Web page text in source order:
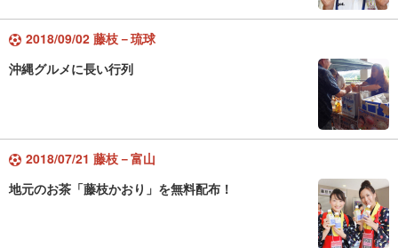
2018/09/02 藤枝－琉球
沖縄グルメに長い行列
2018/07/21 藤枝－富山
地元のお茶「藤枝かおり」を無料配布！